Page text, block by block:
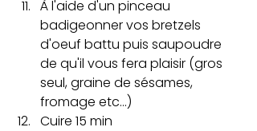
À l'aide d'un pinceau
badigeonner vos bretzels
d'oeuf battu puis saupoudre
de qu'il vous fera plaisir (gros
seul, graine de sésames,
fromage etc...)
Cuire 15 min